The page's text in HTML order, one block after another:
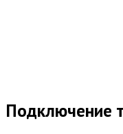
Подключение